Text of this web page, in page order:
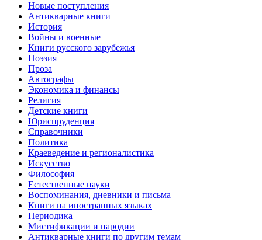
Новые поступления
Антикварные книги
История
Войны и военные
Книги русского зарубежья
Поэзия
Проза
Автографы
Экономика и финансы
Религия
Детские книги
Юриспруденция
Справочники
Политика
Краеведение и регионалистика
Искусство
Философия
Естественные науки
Воспоминания, дневники и письма
Книги на иностранных языках
Периодика
Мистификации и пародии
Антикварные книги по другим темам